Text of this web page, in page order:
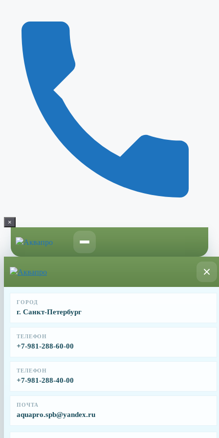
×
содержимому
ГОРОД
г. Санкт-Петербург
ТЕЛЕФОН
+7-981-288-60-00
ТЕЛЕФОН
+7-981-288-40-00
ПОЧТА
aquapro.spb@yandex.ru
Замена насоса в бассейне
Циркуляционный насос — это сердце инженерной системы